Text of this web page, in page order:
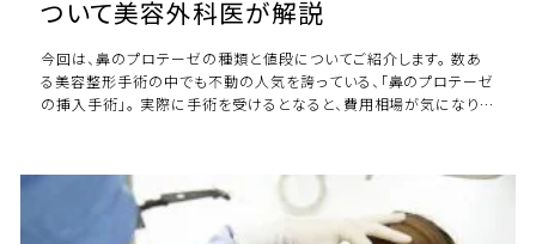
ついて美容外科医が解説
今回は、鼻のプロテーゼの種類と値段についてご紹介します。 数あ
る美容整形手術の中でも不動の人気を誇っている、「鼻のプロテーゼ
の挿入手術」。 実際に手術を受けるとなると、費用相場が気になりま